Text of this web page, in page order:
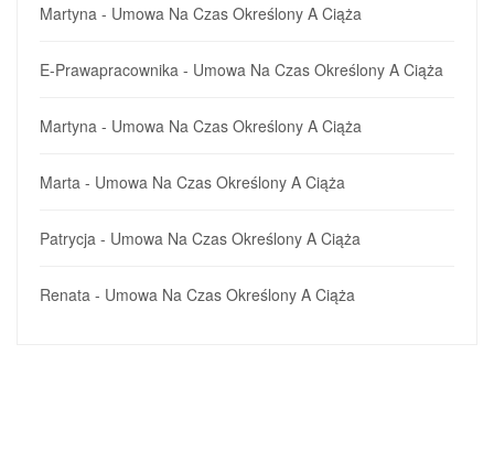
Martyna - Umowa Na Czas Określony A Ciąża
E-Prawapracownika - Umowa Na Czas Określony A Ciąża
Martyna - Umowa Na Czas Określony A Ciąża
Marta - Umowa Na Czas Określony A Ciąża
Patrycja - Umowa Na Czas Określony A Ciąża
Renata - Umowa Na Czas Określony A Ciąża